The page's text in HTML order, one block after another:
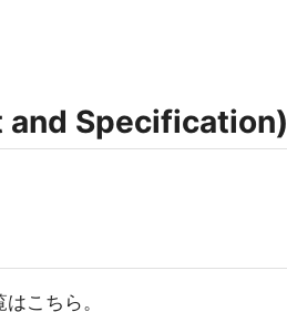
and Specification)
こちら。